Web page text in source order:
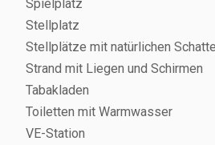
Spielplatz
Stellplatz
Stellplätze mit natürlichen
Strand mit Liegen und Schirmen
Tabakladen
Toiletten mit Warmwasser
VE-Station